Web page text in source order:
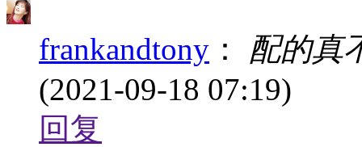
frankandtony ：
配的真
(2021-09-18 07:19)
回复